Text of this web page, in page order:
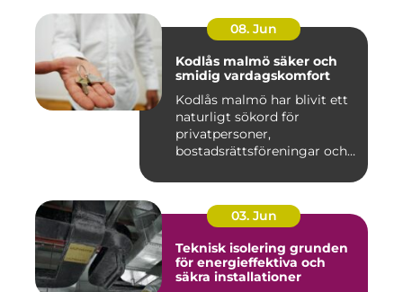
08. Jun
Kodlås malmö säker och
smidig vardagskomfort
Kodlås malmö har blivit ett
naturligt sökord för
privatpersoner,
bostadsrättsföreningar och
03. Jun
Teknisk isolering grunden
för energieffektiva och
säkra installationer